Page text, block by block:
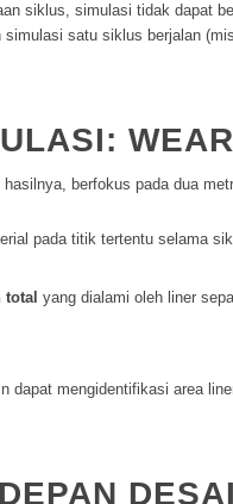
siklus, simulasi tidak dapat
satu siklus berjalan
berfokus pada dua
pada titik tertentu selama
total yang dialami oleh liner
dapat mengidentifikasi area